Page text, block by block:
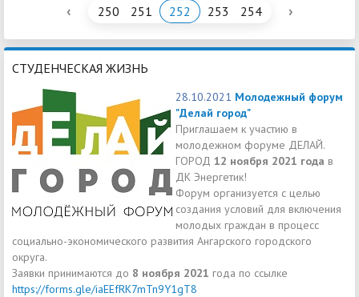
‹ 250 251 252 253 254 ›
СТУДЕНЧЕСКАЯ ЖИЗНЬ
28.10.2021 Молодежный форум
"Делай город"
Приглашаем к участию в
молодежном форуме ДЕЛАЙ.
ГОРОД 12 ноября 2021 года в
ДК Энергетик!
Форум организуется с целью
создания условий для включения
молодых граждан в процесс
социально-экономического развития Ангарского городского
округа.
Заявки принимаются до 8 ноября 2021 года по ссылке
https://forms.gle/iaEEfRK7mTn9Y1gT8